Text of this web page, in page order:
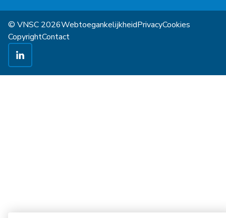
© VNSC 2026WebtoegankelijkheidPrivacyCookies
CopyrightContact